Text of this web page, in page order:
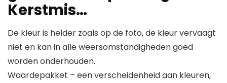
Kerstmis…
De kleur is helder zoals op de foto, de kleur vervaagt
niet en kan in alle weersomstandigheden goed
worden onderhouden.
Waardepakket – een verscheidenheid aan kleuren,